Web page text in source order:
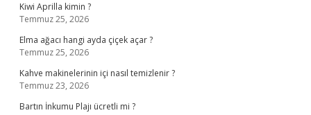
Kiwi Aprilla kimin ?
Temmuz 25, 2026
Elma ağacı hangi ayda çiçek açar ?
Temmuz 25, 2026
Kahve makinelerinin içi nasıl temizlenir ?
Temmuz 23, 2026
Bartın İnkumu Plajı ücretli mi ?